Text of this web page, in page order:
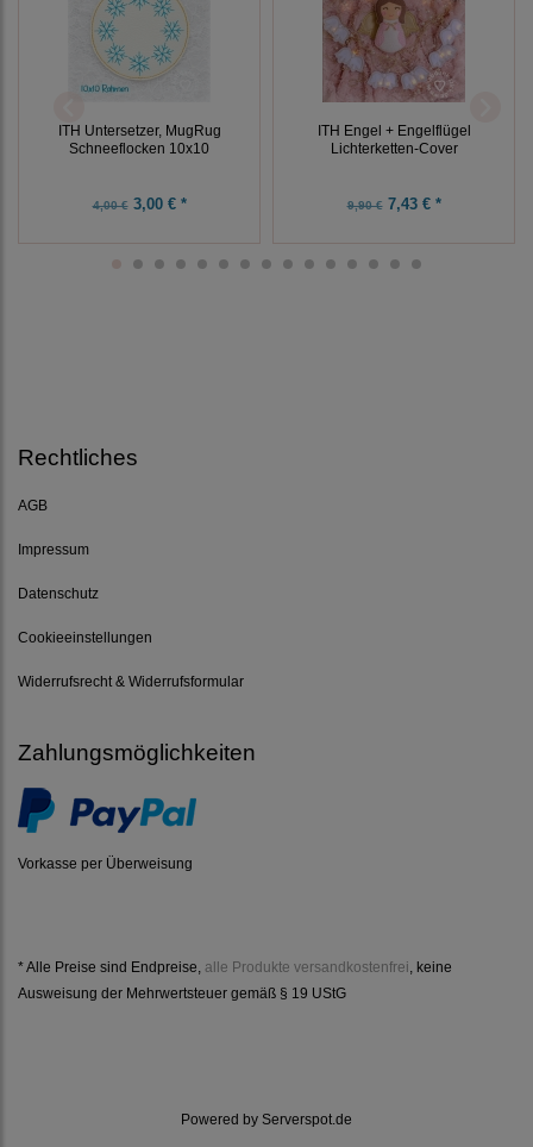
ITH Untersetzer, MugRug
Schneeflocken 10x10
4,00 €3,00 € *
ITH Engel + Engelflügel
Lichterketten-Cover
9,90 €7,43 € *
Rechtliches
AGB
Impressum
Datenschutz
Cookieeinstellungen
Widerrufsrecht & Widerrufsformular
Zahlungsmöglichkeiten
Vorkasse per Überweisung
* Alle Preise sind Endpreise, alle Produkte versandkostenfrei , keine
Ausweisung der Mehrwertsteuer gemäß § 19 UStG
Powered by Serverspot.de